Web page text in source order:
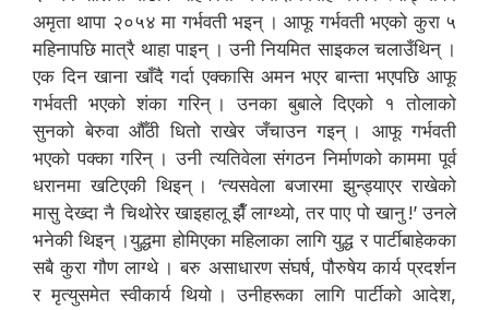
अमृता थापा २०५४ मा गर्भवती भइन् । आफू गर्भवती भएको कुरा ५
महिनापछि मात्रै थाहा पाइन् । उनी नियमित साइकल चलाउँथिन् ।
एक दिन खाना खाँदै गर्दा एक्कासि अमन भएर बान्ता भएपछि आफू
गर्भवती भएको शंका गरिन् । उनका बुबाले दिएको १ तोलाको
सुनको बेरुवा औँठी धितो राखेर जँचाउन गइन् । आफू गर्भवती
भएको पक्का गरिन् । उनी त्यतिवेला संगठन निर्माणको काममा पूर्व
धरानमा खटिएकी थिइन् । ‘त्यसवेला बजारमा झुन्ड्याएर राखेको
मासु देख्दा नै चिथोरेर खाइहालू झैँ लाग्थ्यो, तर पाए पो खानु !’ उनले
भनेकी थिइन् ।युद्धमा होमिएका महिलाका लागि युद्ध र पार्टीबाहेकका
सबै कुरा गौण लाग्थे । बरु असाधारण संघर्ष, पौरुषेय कार्य प्रदर्शन
र मृत्युसमेत स्वीकार्य थियो । उनीहरूका लागि पार्टीको आदेश,